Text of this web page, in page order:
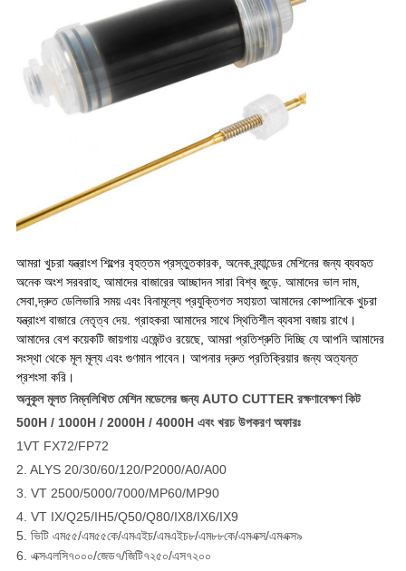
আমরা খুচরা যন্ত্রাংশ শিল্পের বৃহত্তম প্রস্তুতকারক, অনেক ব্র্যান্ডের মেশিনের জন্য ব্যবহৃত
অনেক অংশ সরবরাহ, আমাদের বাজারের আচ্ছাদন সারা বিশ্ব জুড়ে. আমাদের ভাল দাম,
সেবা,দ্রুত ডেলিভারি সময় এবং বিনামূল্যে প্রযুক্তিগত সহায়তা আমাদের কোম্পানিকে খুচরা
যন্ত্রাংশ বাজারে নেতৃত্ব দেয়. গ্রাহকরা আমাদের সাথে স্থিতিশীল ব্যবসা বজায় রাখে।
আমাদের বেশ কয়েকটি জায়গায় এজেন্টও রয়েছে, আমরা প্রতিশ্রুতি দিচ্ছি যে আপনি আমাদের
সংস্থা থেকে মূল মূল্য এবং গুণমান পাবেন। আপনার দ্রুত প্রতিক্রিয়ার জন্য অত্যন্ত
প্রশংসা করি।
অনুকূল মূলত নিম্নলিখিত মেশিন মডেলের জন্য AUTO CUTTER রক্ষণাবেক্ষণ কিট
500H / 1000H / 2000H / 4000H এবং খরচ উপকরণ অফারঃ
1VT FX72/FP72
2. ALYS 20/30/60/120/P2000/A0/A00
3. VT 2500/5000/7000/MP60/MP90
4. VT IX/Q25/IH5/Q50/Q80/IX8/IX6/IX9
5. ভিটি এম৫৫/এম৫৫কে/এমএইচ/এমএইচ৮/এম৮৮কে/এমএক্স/এমএক্স৯
6. এক্সএলসি৭০০০/জেড৭/জিটি৭২৫০/এস৭২০০